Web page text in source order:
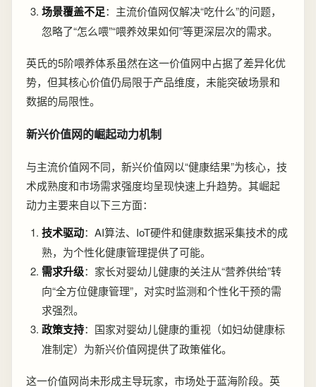
场景覆盖不足：主流价值网仅解决“吃什么”的问题，
忽略了“怎么喂”“喂养效果如何”等更深层次的需求。
英氏的5阶喂养体系虽然在这一价值网中占据了差异化优
势，但其核心价值仍局限于产品维度，未能突破场景和
数据的局限性。
新兴价值网的崛起动力机制
与主流价值网不同，新兴价值网以“健康结果”为核心，技
术成熟度和市场需求强度均呈现快速上升趋势。其崛起
动力主要来自以下三方面：
技术驱动：AI算法、IoT硬件和健康数据采集技术的成
熟，为个性化健康管理提供了可能。
需求升级：家长对婴幼儿健康的关注从“营养供给”转
向“全方位健康管理”，对实时监测和个性化干预的需
求强烈。
政策支持：国家对婴幼儿健康的重视（如妇幼健康标
准制定）为新兴价值网提供了政策催化。
这一价值网尚未形成主导玩家，市场处于蓝海阶段。英